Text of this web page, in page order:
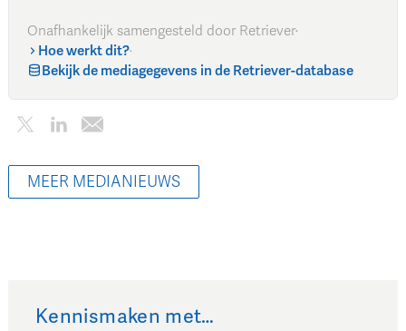
Onafhankelijk samengesteld door Retriever·
Hoe werkt dit?·
Bekijk de mediagegevens in de Retriever-database
MEER MEDIANIEUWS
Kennismaken met…